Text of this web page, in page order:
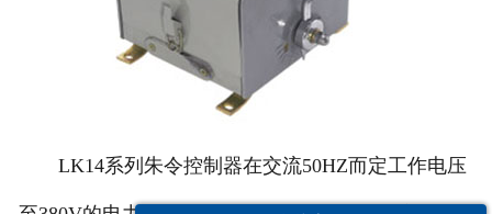
安徽电气控制系统
安徽频敏变阻器
安徽主令控制器
LK14系列朱令控制器在交流50HZ而定工作电压